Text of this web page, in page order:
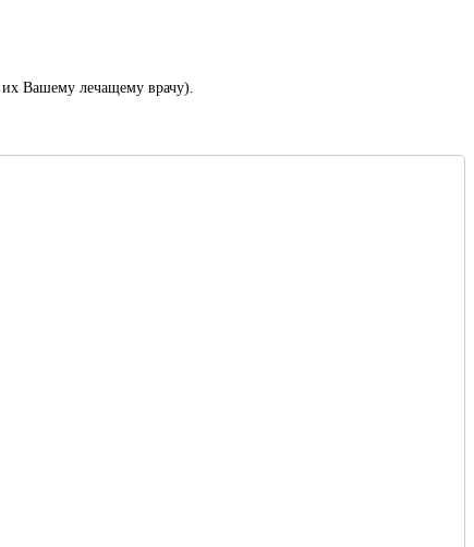
их Вашему лечащему врачу).